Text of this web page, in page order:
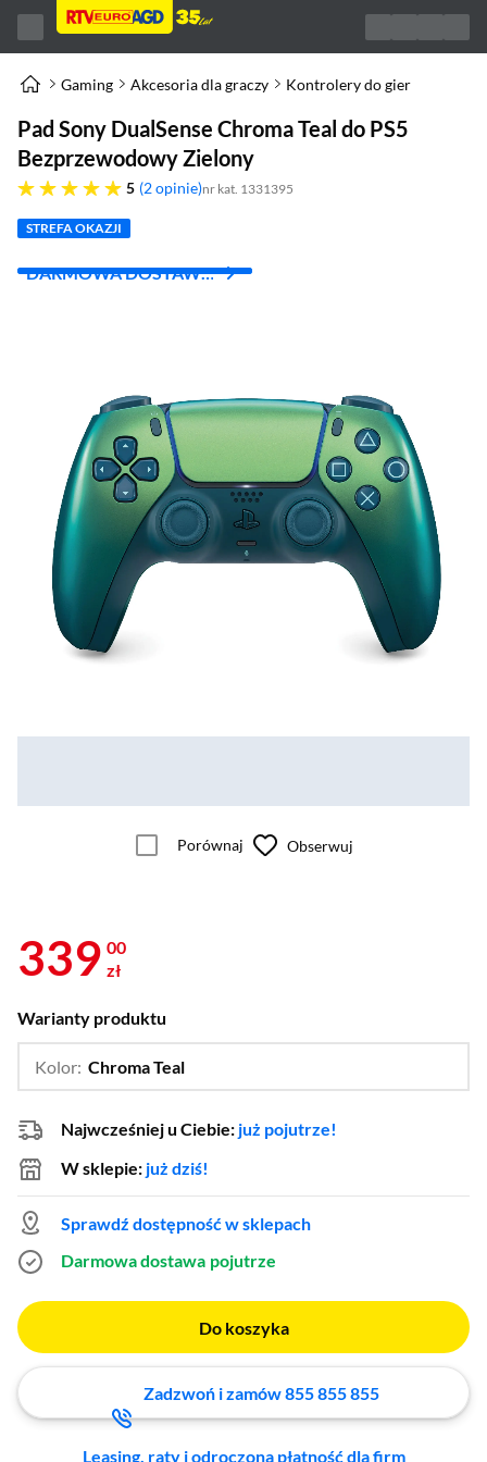
Gaming Akcesoria dla graczy Kontrolery do gier
Pad Sony DualSense Chroma Teal do PS5
Bezprzewodowy Zielony
5
pięć gwiazdek 2 opinie nr kat. 1331395
STREFA OKAZJI
DARMOWA DOSTAWA
Porównaj Obserwuj
339 00
zł
Warianty produktu
Kolor: Chroma Teal
The Last of Us,
Najwcześniej u Ciebie: już pojutrze!
W sklepie: już dziś!
Sprawdź dostępność w sklepach
Darmowa dostawa pojutrze
Do koszyka
Zadzwoń i zamów 855 855 855
Leasing, raty i odroczona płatność dla firm